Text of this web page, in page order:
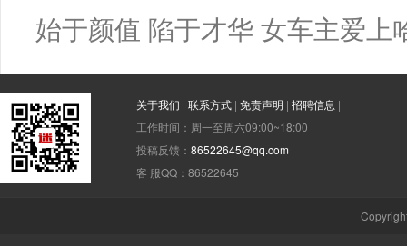
始于颜值 陷于才华 女车主爱上
关于我们 | 联系方式 | 免责声明 | 招聘信息 |
工作时间：周一至周六09:00~18:00
投稿反馈： 86522645@qq.com
客 服QQ：86522645